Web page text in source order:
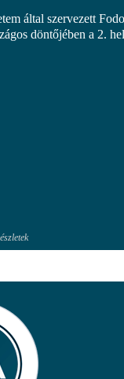
által szervezett
döntőjében a 2.